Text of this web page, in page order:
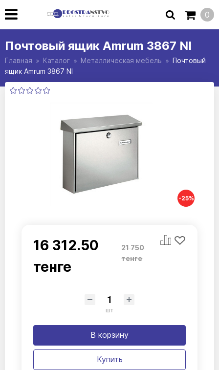
0
Почтовый ящик Amrum 3867 NI
Главная Каталог Металлическая мебель
Почтовый
ящик Amrum 3867 NI
-25%
16 312.50
тенге
21 750
тенге
шт
В корзину
Купить